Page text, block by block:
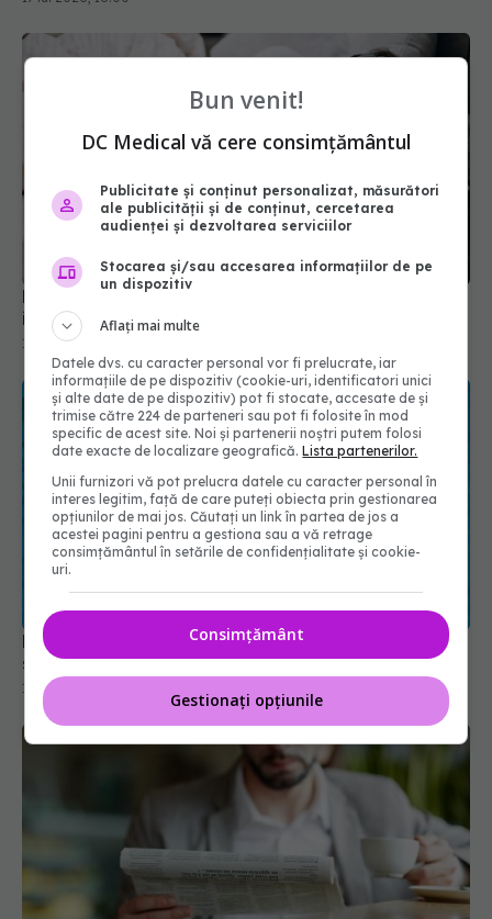
Dacă vrei să adormi în mai puțin de cinci minute,
iată ce trebuie să faci
Pericolele din piscine. Mirosul puternic de clor,
semnul care ar trebui să te pună pe gânduri
De ce 40% dintre oameni evită știrile, potrivit
unui psiholog
Bun venit!
DC Medical vă cere consimțământul
Publicitate și conținut personalizat, măsurători
ale publicității și de conținut, cercetarea
audienței și dezvoltarea serviciilor
Stocarea și/sau accesarea informațiilor de pe
un dispozitiv
Aflați mai multe
Datele dvs. cu caracter personal vor fi prelucrate, iar
informațiile de pe dispozitiv (cookie-uri, identificatori unici
și alte date de pe dispozitiv) pot fi stocate, accesate de și
trimise către 224 de parteneri sau pot fi folosite în mod
specific de acest site. Noi și partenerii noștri putem folosi
date exacte de localizare geografică.Lista partenerilor.
Unii furnizori vă pot prelucra datele cu caracter personal în
interes legitim, față de care puteți obiecta prin gestionarea
opțiunilor de mai jos. Căutați un link în partea de jos a
acestei pagini pentru a gestiona sau a vă retrage
consimțământul în setările de confidențialitate și cookie-
uri.
Consimțământ
Gestionați opțiunile